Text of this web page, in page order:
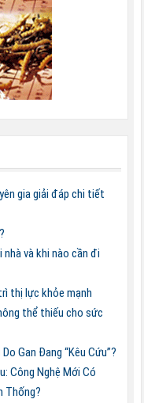
gia giải đáp chi tiết
và khi nào cần đi
thị lực khỏe mạnh
thể thiếu cho sức
Gan Đang “Kêu Cứu”?
Công Nghệ Mới Có
Thống?